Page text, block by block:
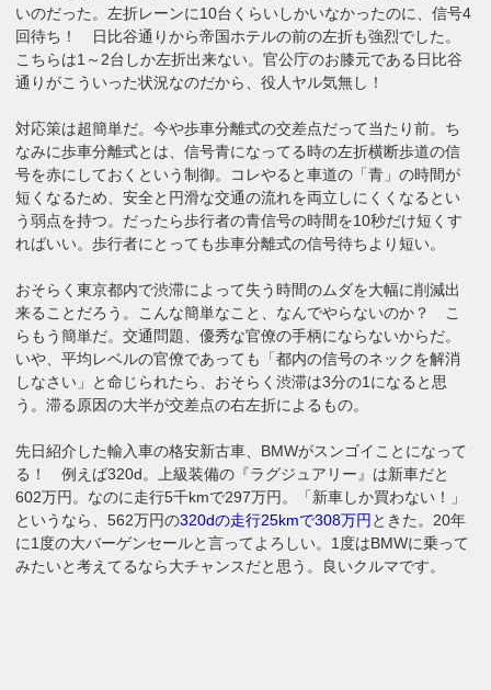
いのだった。左折レーンに10台くらいしかいなかったのに、信号4
回待ち！ 日比谷通りから帝国ホテルの前の左折も強烈でした。
こちらは1～2台しか左折出来ない。官公庁のお膝元である日比谷
通りがこういった状況なのだから、役人ヤル気無し！
対応策は超簡単だ。今や歩車分離式の交差点だって当たり前。ち
なみに歩車分離式とは、信号青になってる時の左折横断歩道の信
号を赤にしておくという制御。コレやると車道の「青」の時間が
短くなるため、安全と円滑な交通の流れを両立しにくくなるとい
う弱点を持つ。だったら歩行者の青信号の時間を10秒だけ短くす
ればいい。歩行者にとっても歩車分離式の信号待ちより短い。
おそらく東京都内で渋滞によって失う時間のムダを大幅に削減出
来ることだろう。こんな簡単なこと、なんでやらないのか？ こ
らもう簡単だ。交通問題、優秀な官僚の手柄にならないからだ。
いや、平均レベルの官僚であっても「都内の信号のネックを解消
しなさい」と命じられたら、おそらく渋滞は3分の1になると思
う。滞る原因の大半が交差点の右左折によるもの。
先日紹介した輸入車の格安新古車、BMWがスンゴイことになって
る！ 例えば320d。上級装備の『ラグジュアリー』は新車だと
602万円。なのに走行5千kmで297万円。「新車しか買わない！」
というなら、562万円の320dの走行25kmで308万円 ときた。20年
に1度の大バーゲンセールと言ってよろしい。1度はBMWに乗って
みたいと考えてるなら大チャンスだと思う。良いクルマです。